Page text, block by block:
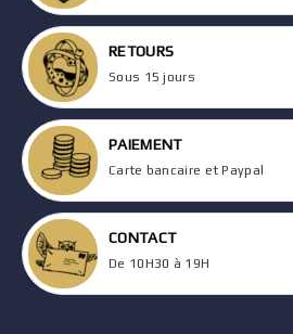
RETOURS
Sous 15 jours
PAIEMENT
Carte bancaire et Paypal
CONTACT
De 10H30 à 19H